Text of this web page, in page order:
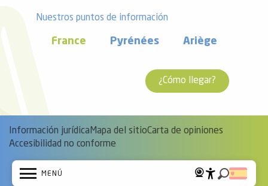
MENÚ
Nuestros puntos de información
France Pyrénées Ariège
¿Cómo llegar?
Información jurídicaMapa del sitioCarta de opiniones
Accesibilidad no conforme